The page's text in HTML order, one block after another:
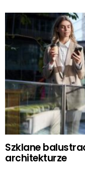
Szklane
architekturze